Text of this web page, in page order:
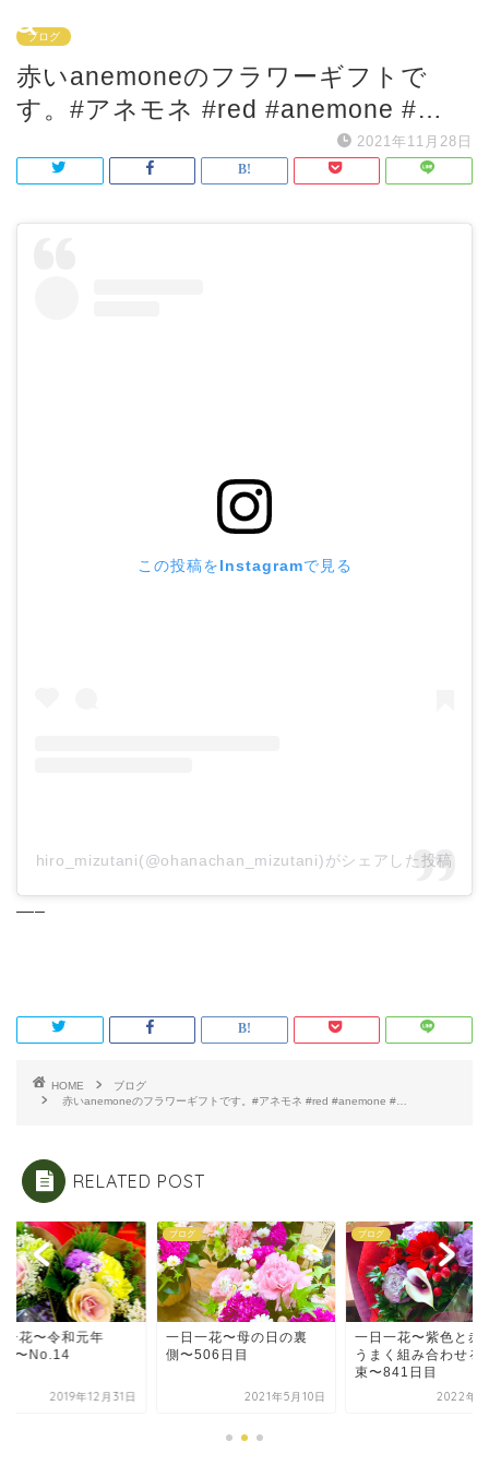
ブログ
赤いanemoneのフラワーギフトで
す。#アネモネ #red #anemone #…
2021年11月28日
この投稿をInstagramで見る
hiro_mizutani(@ohanachan_mizutani)がシェアした投稿
—–
HOME
ブログ
赤いanemoneのフラワーギフトです。#アネモネ #red #anemone #…
RELATED POST
一花〜令和元年
〜No.14
2019年12月31日
ブログ
一日一花〜母の日の裏
側〜506日目
2021年5月10日
ブログ
一日一花〜紫色と赤
うまく組み合わせる
束〜841日目
2022年4